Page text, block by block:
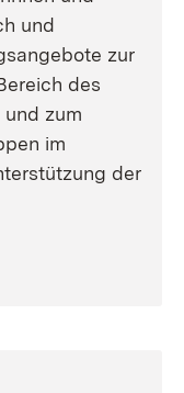
und
zur
des
zum
im
der